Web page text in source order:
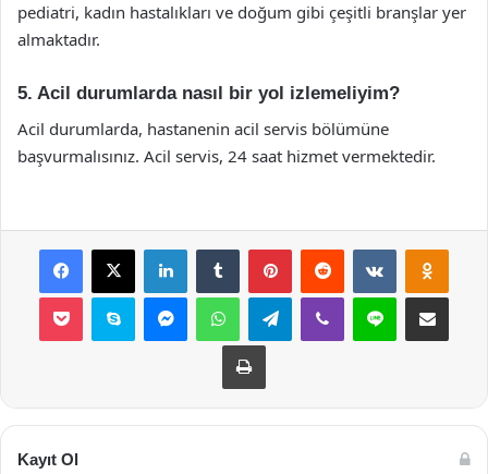
pediatri, kadın hastalıkları ve doğum gibi çeşitli branşlar yer
almaktadır.
5. Acil durumlarda nasıl bir yol izlemeliyim?
Acil durumlarda, hastanenin acil servis bölümüne
başvurmalısınız. Acil servis, 24 saat hizmet vermektedir.
Facebook
X LinkedInTumblr PinterestReddit VKontakte
Pocket Skype MessengerWhatsAppTelegramViber Line E-Posta ile
Yazdır
Kayıt Ol